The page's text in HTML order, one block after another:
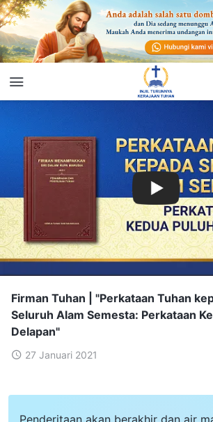
Firman Tuhan | "Perkataan Tuhan
Seluruh Alam Semesta: Perkataan
Delapan"
27 Januari 2021
Penderitaan akan berakhir dan air